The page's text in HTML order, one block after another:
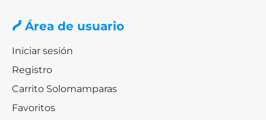
Área de usuario
Iniciar sesión
Registro
Carrito Solomamparas
Favoritos